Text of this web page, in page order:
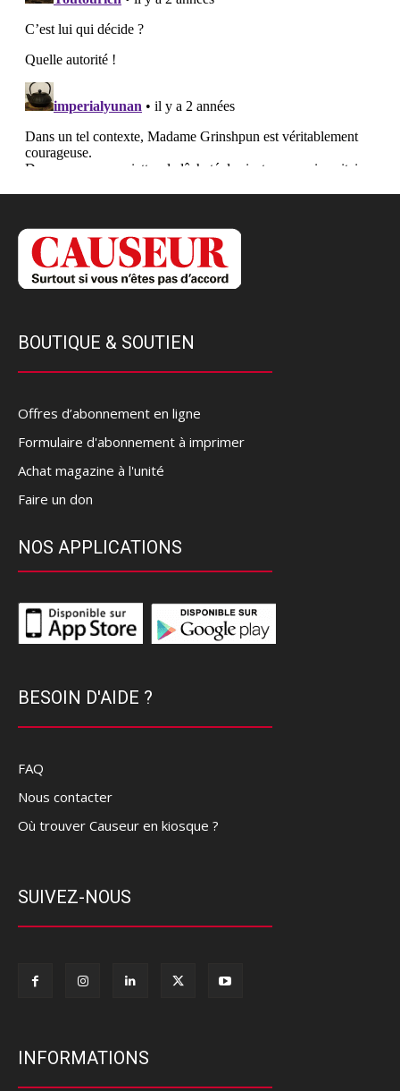
BOUTIQUE & SOUTIEN
Offres d’abonnement en ligne
Formulaire d'abonnement à imprimer
Achat magazine à l'unité
Faire un don
NOS APPLICATIONS
BESOIN D'AIDE ?
FAQ
Nous contacter
Où trouver Causeur en kiosque ?
SUIVEZ-NOUS
INFORMATIONS